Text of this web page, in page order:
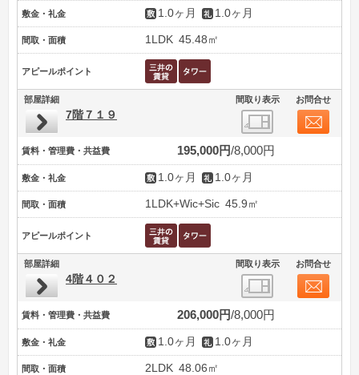
敷金・礼金 1.0ヶ月 1.0ヶ月
間取・面積 1LDK 45.48㎡
アピールポイント
部屋詳細 間取り表示 お問合せ
7階７１９
賃料・管理費・共益費 195,000円 8,000円
敷金・礼金 1.0ヶ月 1.0ヶ月
間取・面積 1LDK+Wic+Sic 45.9㎡
アピールポイント
部屋詳細 間取り表示 お問合せ
4階４０２
賃料・管理費・共益費 206,000円 8,000円
敷金・礼金 1.0ヶ月 1.0ヶ月
間取・面積 2LDK 48.06㎡